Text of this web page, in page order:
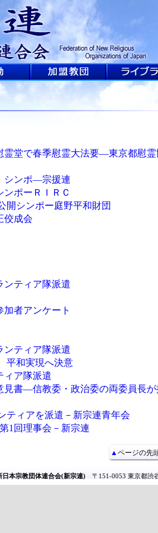
霊堂で春季慰霊大法要―東京都慰霊
シンポ―宗援連
ンポーＲＩＲＣ
開シンポー庭野平和財団
佼成会
ンティア隊派遣
者アンケート
ティア隊派遣
平和実現へ決意
ィア隊派遣
見書―信教委・政治委の両委員長が
ティアを派遣－新宗連青年会
1回理事会－新宗連
▲ページの先
日本宗教団体連合会(新宗連)〒151-0053 東京都渋